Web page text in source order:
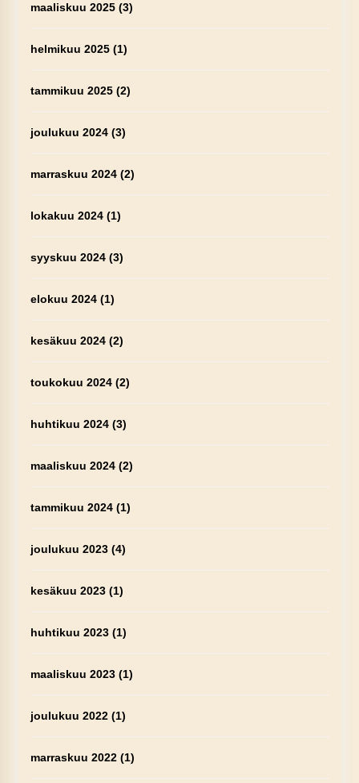
maaliskuu 2025(3)
helmikuu 2025(1)
tammikuu 2025(2)
joulukuu 2024(3)
marraskuu 2024(2)
lokakuu 2024(1)
syyskuu 2024(3)
elokuu 2024(1)
kesäkuu 2024(2)
toukokuu 2024(2)
huhtikuu 2024(3)
maaliskuu 2024(2)
tammikuu 2024(1)
joulukuu 2023(4)
kesäkuu 2023(1)
huhtikuu 2023(1)
maaliskuu 2023(1)
joulukuu 2022(1)
marraskuu 2022(1)